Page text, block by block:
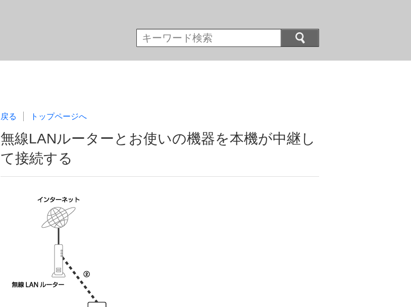
戻る トップページへ
無線LANルーターとお使いの機器を本機が中継し
て接続する